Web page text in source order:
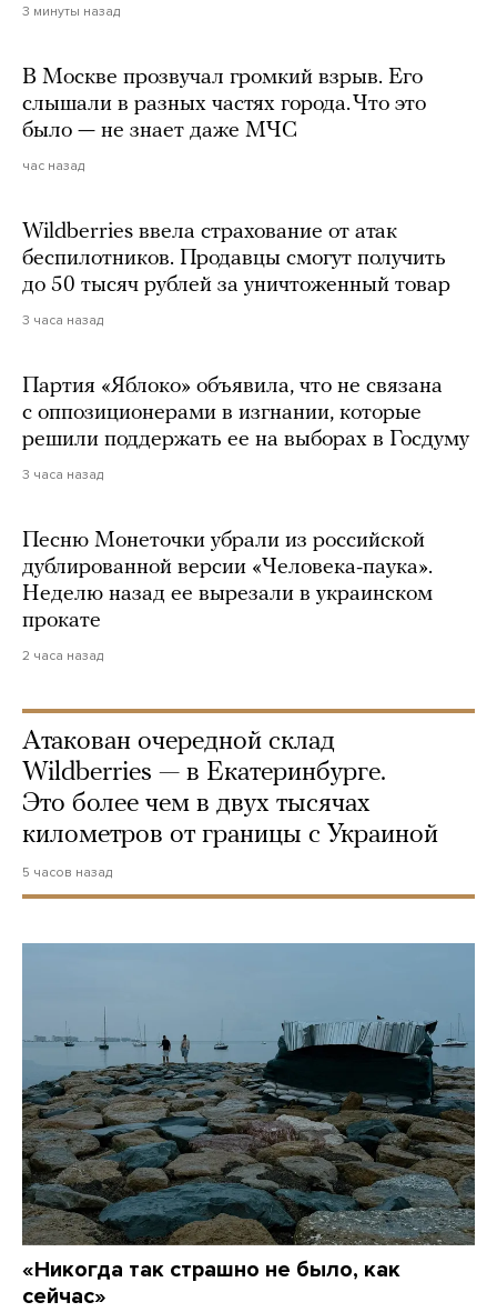
3 минуты назад
В Москве прозвучал громкий взрыв. Его
слышали в разных частях города. Что это
было — не знает даже МЧС
час назад
Wildberries ввела страхование от атак
беспилотников. Продавцы смогут получить
до 50 тысяч рублей за уничтоженный товар
3 часа назад
Партия «Яблоко» объявила, что не связана
с оппозиционерами в изгнании, которые
решили поддержать ее на выборах в Госдуму
3 часа назад
Песню Монеточки убрали из российской
дублированной версии «Человека-паука».
Неделю назад ее вырезали в украинском
прокате
2 часа назад
Атакован очередной склад
Wildberries — в Екатеринбурге.
Это более чем в двух тысячах
километров от границы с Украиной
5 часов назад
«Никогда так страшно не было, как
сейчас»